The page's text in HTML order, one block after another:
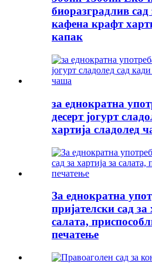
биоразградлив сад
кафена крафт
капак
за еднократна
десерт јогурт
хартија сладолед
За еднократна
пријателски сад за
салата,
печатење